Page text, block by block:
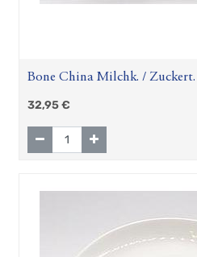
32,95€